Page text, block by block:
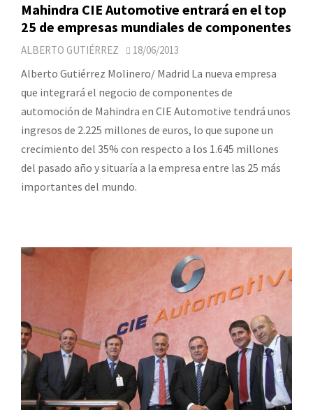
Mahindra CIE Automotive entrará en el top
25 de empresas mundiales de componentes
ALBERTO GUTIÉRREZ 18/06/2013
Alberto Gutiérrez Molinero/ Madrid La nueva empresa
que integrará el negocio de componentes de
automoción de Mahindra en CIE Automotive tendrá unos
ingresos de 2.225 millones de euros, lo que supone un
crecimiento del 35% con respecto a los 1.645 millones
del pasado año y situaría a la empresa entre las 25 más
importantes del mundo.